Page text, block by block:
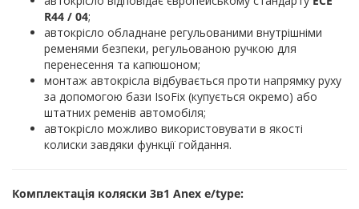
R44 / 04;
автокрісло обладнане регульованими внутрішніми
ременями безпеки, регульованою ручкою для
перенесення та капюшоном;
монтаж автокрісла відбувається проти напрямку руху
за допомогою бази IsoFix (купується окремо) або
штатних ременів автомобіля;
автокрісло можливо використовувати в якості
колиски завдяки функції гойдання.
Комплектація коляски 3в1 Anex e/type: